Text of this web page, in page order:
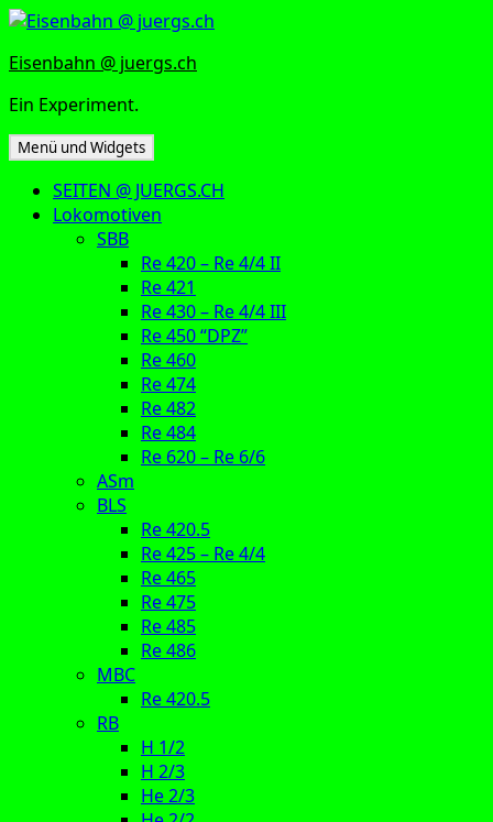
Zum
springen
Eisenbahn @ juergs.ch
Ein Experiment.
Menü und Widgets
SEITEN @ JUERGS.CH
Lokomotiven
SBB
Re 420 – Re 4/4 II
Re 421
Re 430 – Re 4/4 III
Re 450 “DPZ”
Re 460
Re 474
Re 482
Re 484
Re 620 – Re 6/6
ASm
BLS
Re 420.5
Re 425 – Re 4/4
Re 465
Re 475
Re 485
Re 486
MBC
Re 420.5
RB
H 1/2
H 2/3
He 2/3